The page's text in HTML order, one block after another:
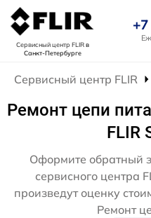
Сервисный центр FLIRв
Санкт-Петербурге
Сервисный центр FLIR
Ремонт цепи
FLIR
Оформите обратный
сервисного центра
произведут оценку
Ремонт